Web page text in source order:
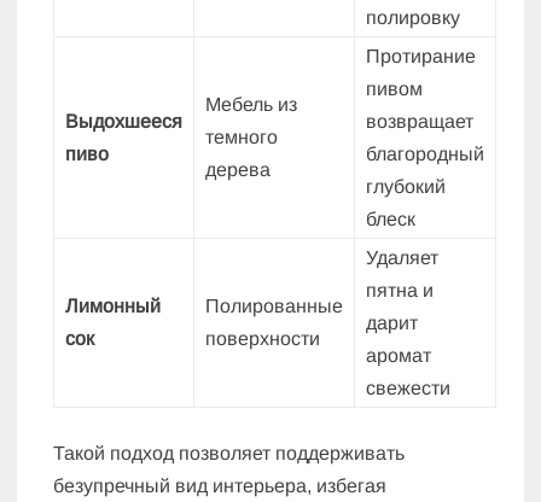
полировку
Выдохшееся
пиво
Мебель из
темного
дерева
Протирание
пивом
возвращает
благородный
глубокий
блеск
Лимонный
сок
Полированные
поверхности
Удаляет
пятна и
дарит
аромат
свежести
Такой подход позволяет поддерживать
безупречный вид интерьера, избегая